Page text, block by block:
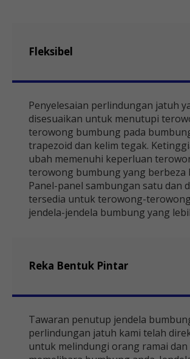
Fleksibel
Penyelesaian perlindungan jatuh
disesuaikan untuk menutupi
terowong bumbung pada
trapezoid dan kelim tegak.
ubah memenuhi keperluan
terowong bumbung yang berbeza
Panel-panel sambungan satu dan
tersedia untuk terowong-
jendela-jendela bumbung yang
Reka Bentuk Pintar
Tawaran penutup jendela
perlindungan jatuh kami telah
untuk melindungi orang ramai dan